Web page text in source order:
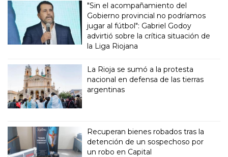
"Sin el acompañamiento del
Gobierno provincial no podríamos
jugar al fútbol": Gabriel Godoy
advirtió sobre la crítica situación de
la Liga Riojana
La Rioja se sumó a la protesta
nacional en defensa de las tierras
argentinas
Recuperan bienes robados tras la
detención de un sospechoso por
un robo en Capital